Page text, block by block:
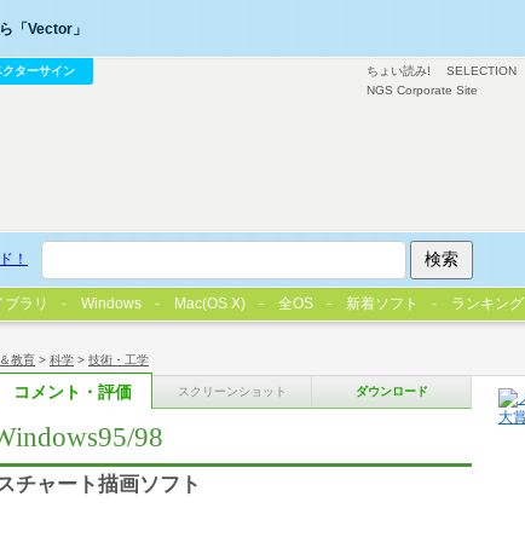
教育 > 科学 > 技術・工学
コメント・評価 スクリーンショット ダウンロード
98
チャート描画ソフト
ちょい読み! SELECTION
NGS Corporate Site
「Vector」
クターサイン
！
ブラリ Windows Mac(OS X) 全OS 新着ソフト ランキング